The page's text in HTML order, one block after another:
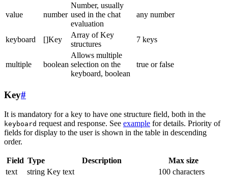
value number
Number, usually
used in the chat
evaluation
any number
keyboard []Key
Array of Key
structures
7 keys
multiple boolean
Allows multiple
selection on the
keyboard, boolean
true or false
Key#
It is mandatory for a key to have one structure field, both in the
keyboard request and response. See example for details. Priority of
fields for display to the user is shown in the table in descending
order.
Field Type Description
Max size
text
string Key text
100 characters